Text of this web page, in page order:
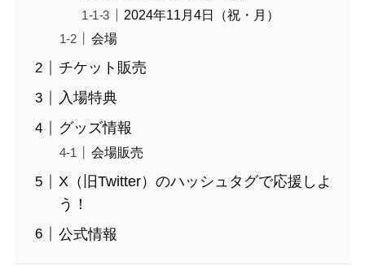
2024年11月4日（祝・月）
会場
チケット販売
入場特典
グッズ情報
会場販売
X（旧Twitter）のハッシュタグで応援しよ
う！
公式情報